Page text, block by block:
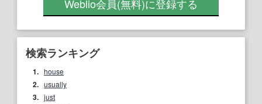
Weblio会員(無料)に登録する
検索ランキング
1. house
2. usually
3. just